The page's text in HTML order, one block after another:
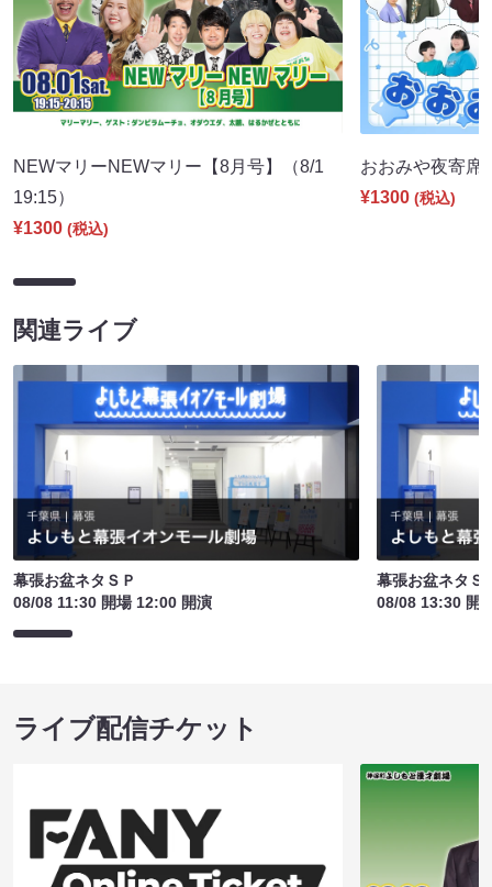
NEWマリーNEWマリー【8月号】（8/1
19:15）
¥1300 (税込)
おおみや夜寄
¥1300 (税込)
関連ライブ
幕張お盆ネタＳＰ
08/08 11:30 開場 12:00 開演
幕張お盆ネタＳ
08/08 13:30 開
ライブ配信チケット